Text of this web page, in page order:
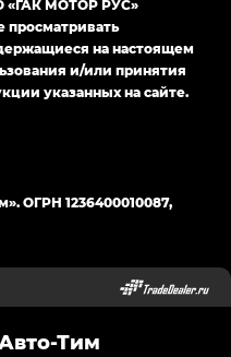
Тим
«ГАК МОТОР РУС»
на настоящем
и/или принятия
указанных на сайте.
ОГРН 1236400010087,